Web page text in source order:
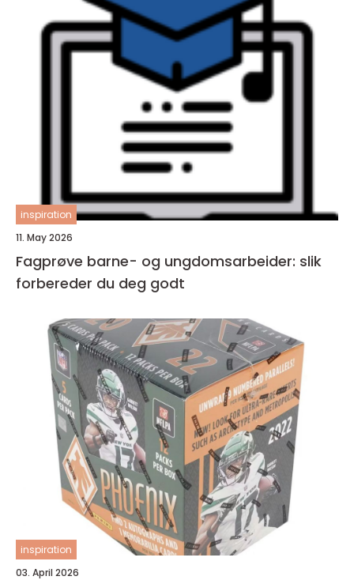
inspiration
11. May 2026
Fagprøve barne- og ungdomsarbeider: slik
forbereder du deg godt
inspiration
03. April 2026